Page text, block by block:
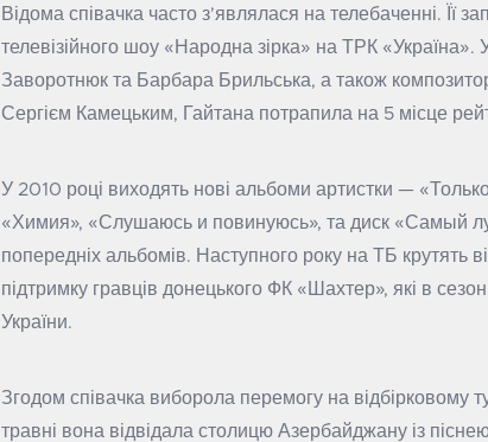
Відома співачка часто з’являлася на телебаченні. Її
телевізійного шоу «Народна зірка» на ТРК «Україна».
Заворотнюк та Барбара Брильська, а також
Сергієм Камецьким, Гайтана потрапила на 5 місце
У 2010 році виходять нові альбоми артистки —
«Химия», «Слушаюсь и повинуюсь», та диск «Самый
попередніх альбомів. Наступного року на ТБ
підтримку гравців донецького ФК «Шахтер», які в
України.
Згодом співачка виборола перемогу на відбірковому
травні вона відвідала столицю Азербайджану із